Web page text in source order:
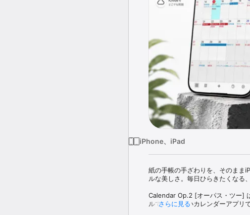
iPhone、iPad
紙の手帳の手ざわりを、そのまま
ルな美しさ。毎日ひらきたくなる
Calendar Op.2 [オーパス・ツー]
ルで使いやすいカレンダーアプリ
さらに見る